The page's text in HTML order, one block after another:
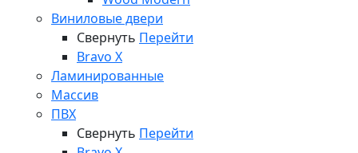
Виниловые двери
Свернуть Перейти
Bravo X
Ламинированные
Массив
ПВХ
Свернуть Перейти